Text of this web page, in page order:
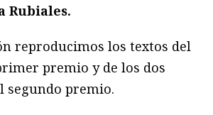
Rubiales.
reproducimos los textos del
premio y de los dos
segundo premio.